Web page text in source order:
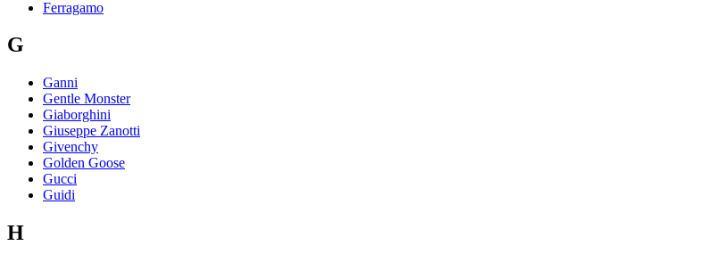
Ferragamo
G
Ganni
Gentle Monster
Giaborghini
Giuseppe Zanotti
Givenchy
Golden Goose
Gucci
Guidi
H